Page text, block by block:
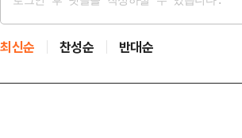
최신순 찬성순 반대순